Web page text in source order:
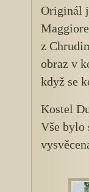
Originál
z
obraz v
když se
Kostel
Vše bylo